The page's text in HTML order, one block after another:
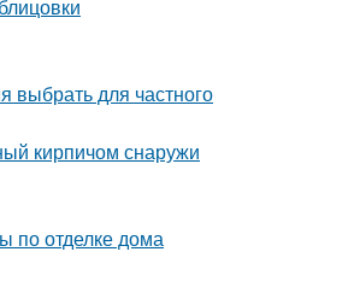
выбрать для частного
кирпичом снаружи
по отделке дома